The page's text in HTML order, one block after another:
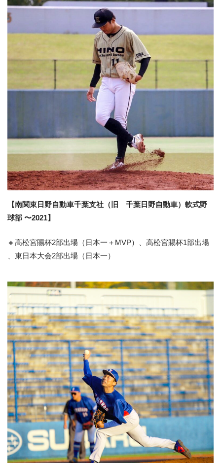
【南関東日野自動車千葉支社（旧 千葉日野自動車）軟式野
球部 〜2021】
🔸高松宮賜杯2部出場（日本一＋MVP）、高松宮賜杯1部出場
、東日本大会2部出場（日本一）